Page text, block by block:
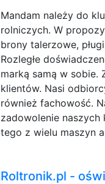
Mandam należy do
rolniczych. W
brony talerzowe,
Rozległe
marką samą w sobie.
klientów. Nasi
również fachowość.
zadowolenie
tego z wielu maszyn
Roltronik.pl -